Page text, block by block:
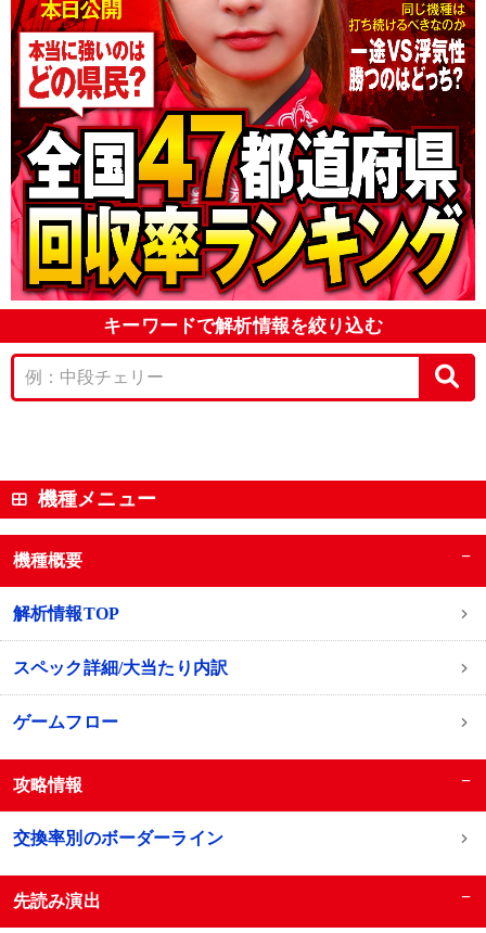
キーワードで解析情報を絞り込む
機種メニュー
機種概要 −
解析情報TOP
スペック詳細/大当たり内訳
ゲームフロー
攻略情報 −
交換率別のボーダーライン
先読み演出 −